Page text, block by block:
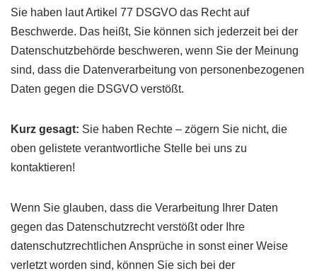
Sie haben laut Artikel 77 DSGVO das Recht auf
Beschwerde. Das heißt, Sie können sich jederzeit bei der
Datenschutzbehörde beschweren, wenn Sie der Meinung
sind, dass die Datenverarbeitung von personenbezogenen
Daten gegen die DSGVO verstößt.
Kurz gesagt: Sie haben Rechte – zögern Sie nicht, die
oben gelistete verantwortliche Stelle bei uns zu
kontaktieren!
Wenn Sie glauben, dass die Verarbeitung Ihrer Daten
gegen das Datenschutzrecht verstößt oder Ihre
datenschutzrechtlichen Ansprüche in sonst einer Weise
verletzt worden sind, können Sie sich bei der